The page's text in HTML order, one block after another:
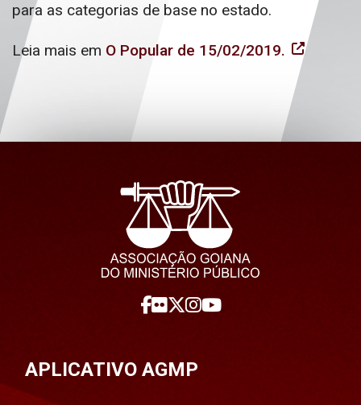
para as categorias de base no estado.
Leia mais em O Popular de 15/02/2019.
APLICATIVO AGMP